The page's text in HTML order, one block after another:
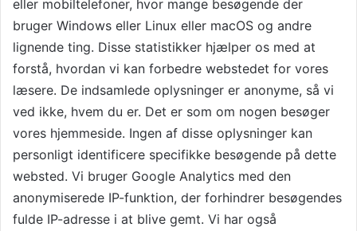
eller mobiltelefoner, hvor mange besøgende der
bruger Windows eller Linux eller macOS og andre
lignende ting. Disse statistikker hjælper os med at
forstå, hvordan vi kan forbedre webstedet for vores
læsere. De indsamlede oplysninger er anonyme, så vi
ved ikke, hvem du er. Det er som om nogen besøger
vores hjemmeside. Ingen af ​​disse oplysninger kan
personligt identificere specifikke besøgende på dette
websted. Vi bruger Google Analytics med den
anonymiserede IP-funktion, der forhindrer besøgendes
fulde IP-adresse i at blive gemt. Vi har også